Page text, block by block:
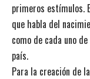
primeros estímulos.
que habla del
como de cada uno
país.
Para la creación de